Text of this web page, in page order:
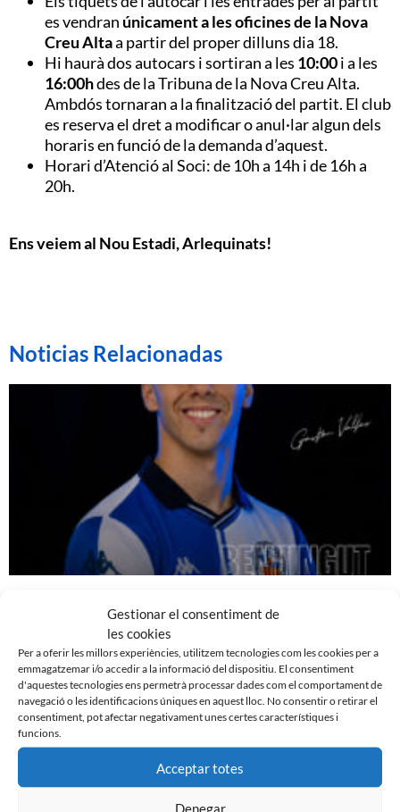
Gestionar el consentiment de
les cookies
Per a oferir les millors experiències, utilitzem tecnologies com les cookies per a
emmagatzemar i/o accedir a la informació del dispositiu. El consentiment
d'aquestes tecnologies ens permetrà processar dades com el comportament de
navegació o les identificacions úniques en aquest lloc. No consentir o retirar el
consentiment, pot afectar negativament unes certes característiques i
funcions.
Acceptar totes
Denegar
es vendran únicament a les oficines de la Nova
Creu Altaa partir del proper dilluns dia 18.
Hi haurà dos autocars i sortiran a les 10:00i a les
16:00hdes de la Tribuna de la Nova Creu Alta.
Ambdós tornaran a la finalització del partit. El club
es reserva el dret a modificar o anul·lar algun dels
horaris en funció de la demanda d’aquest.
Horari d’Atenció al Soci: de 10h a 14h i de 16h a
20h.
Ens veiem al Nou Estadi, Arlequinats!
Noticias Relacionadas
30 de juliol de 2026
Leer más »